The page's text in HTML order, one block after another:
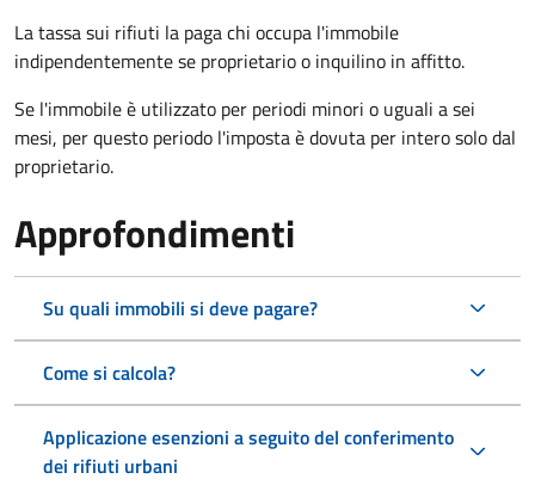
La tassa sui rifiuti la paga chi occupa l'immobile
indipendentemente se proprietario o inquilino in affitto.
Se l'immobile è utilizzato per periodi minori o uguali a sei
mesi, per questo periodo l'imposta è dovuta per intero solo dal
proprietario.
Approfondimenti
Su quali immobili si deve pagare?
Come si calcola?
Applicazione esenzioni a seguito del conferimento
dei rifiuti urbani